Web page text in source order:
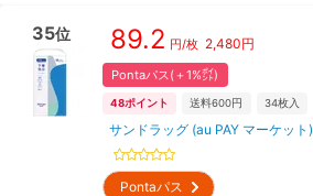
35位 89.2 円/枚 2,480円
Pontaパス(＋1%㌽)
48ポイント 送料600円 34枚入
サンドラッグ (au PAY マーケット)
Pontaパス